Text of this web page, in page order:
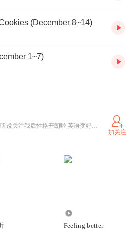
(December 8~14)
1~7)
嗨 我是教英语的梦 听说关注我后性格开朗啦 英语变好啦 快来和我一起进步吧
加关注
Feeling better